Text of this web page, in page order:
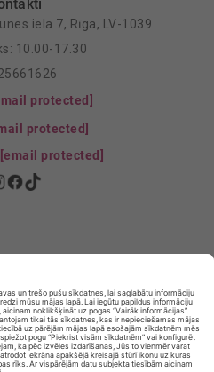
iela 7, Rīga, LV-1039
10.00-17.30
protected]
protected]
[email protected]
Iestatījumi
noteikumi